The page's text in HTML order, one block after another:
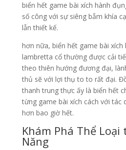
biển hết game bài xích hành
số công với sự siêng bẵm khía
lẫn thiết kế.
hơn nữa, biển hết game bài xích
lambretta cổ thường được cải
theo thiên hướng đương đại,
thủ sẽ với lợi thụ to to rất đại.
thanh trung thực ấy là biển hết
từng game bài xích cách với tác
hơn bao giờ hết.
Khám Phá Thể Loại
Năng